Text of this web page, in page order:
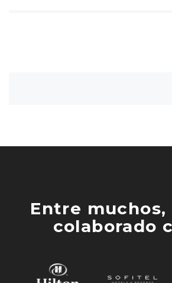
Entre muchos,
colaborado